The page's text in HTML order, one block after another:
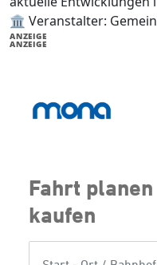
🏛️ Veranstalter:
ANZEIGE
ANZEIGE